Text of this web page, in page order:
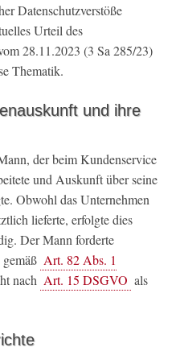
Datenschutzverstöße
Urteil des
28.11.2023 (3 Sa 285/23)
Thematik.
und ihre
der beim Kundenservice
und Auskunft über seine
Obwohl das Unternehmen
lieferte, erfolgte dies
Der Mann forderte
Art. 82 Abs. 1
nach Art. 15 DSGVO als